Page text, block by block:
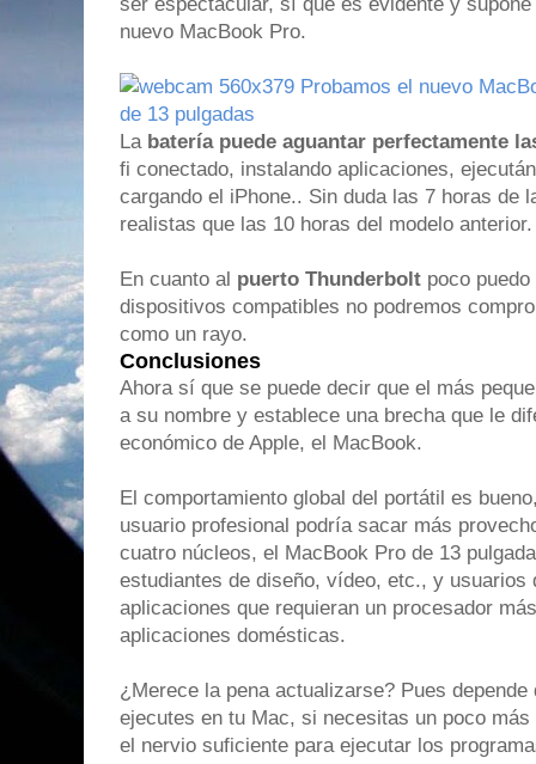
nuevo MacBook Pro.
La batería puede aguantar perfectamente
fi conectado, instalando aplicaciones,
cargando el iPhone.. Sin duda las 7 horas de
realistas que las 10 horas del modelo anterior.
En cuanto al puerto Thunderbolt poco
dispositivos compatibles no podremos
como un rayo.
Conclusiones
Ahora sí que se puede decir que el más
a su nombre y establece una brecha que le
económico de Apple, el MacBook.
El comportamiento global del portátil es
usuario profesional podría sacar más
cuatro núcleos, el MacBook Pro de 13
estudiantes de diseño, vídeo, etc., y usuarios
aplicaciones que requieran un procesador
aplicaciones domésticas.
¿Merece la pena actualizarse? Pues
ejecutes en tu Mac, si necesitas un poco
el nervio suficiente para ejecutar los